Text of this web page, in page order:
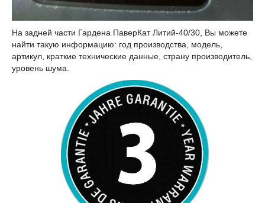
На задней части Гардена ПаверКат Литий-40/30, Вы можете
найти такую информацию: год производства, модель,
артикул, краткие технические данные, страну производитель,
уровень шума.